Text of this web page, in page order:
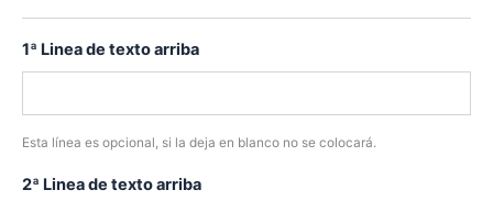
1ª Linea de texto arriba
Esta línea es opcional, si la deja en blanco no se colocará.
2ª Linea de texto arriba